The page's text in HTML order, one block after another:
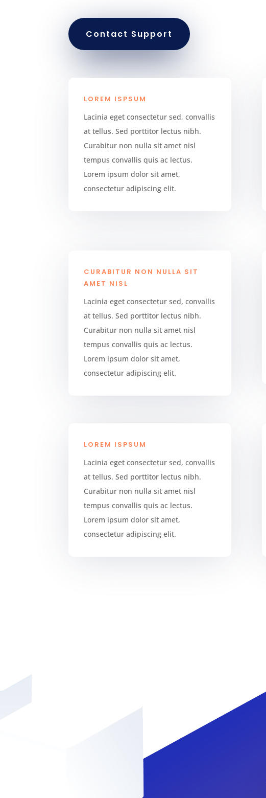
Contact Support
LOREM ISPSUM
Lacinia eget consectetur sed, convallis
at tellus. Sed porttitor lectus nibh.
Curabitur non nulla sit amet nisl
tempus convallis quis ac lectus.
Lorem ipsum dolor sit amet,
consectetur adipiscing elit.
CURABITUR NON NULLA SIT
AMET NISL
Lacinia eget consectetur sed, convallis
at tellus. Sed porttitor lectus nibh.
Curabitur non nulla sit amet nisl
tempus convallis quis ac lectus.
Lorem ipsum dolor sit amet,
consectetur adipiscing elit.
LOREM ISPSUM
Lacinia eget consectetur sed, convallis
at tellus. Sed porttitor lectus nibh.
Curabitur non nulla sit amet nisl
tempus convallis quis ac lectus.
Lorem ipsum dolor sit amet,
consectetur adipiscing elit.